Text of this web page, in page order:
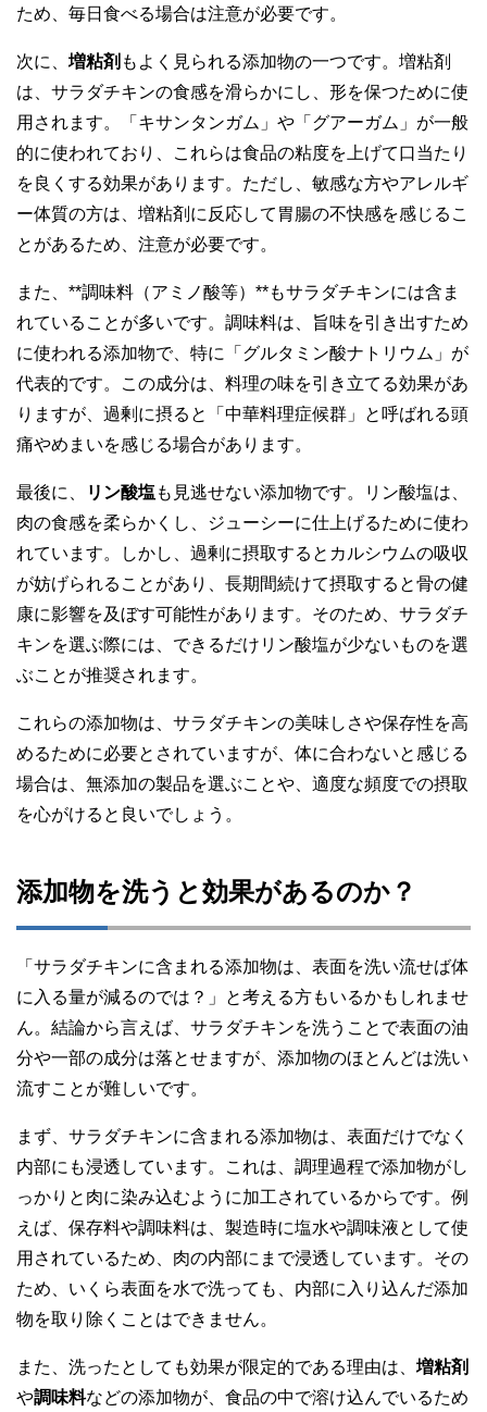
ため、毎日食べる場合は注意が必要です。
次に、 増粘剤 もよく見られる添加物の一つです。増粘剤
は、サラダチキンの食感を滑らかにし、形を保つために使
用されます。「キサンタンガム」や「グアーガム」が一般
的に使われており、これらは食品の粘度を上げて口当たり
を良くする効果があります。ただし、敏感な方やアレルギ
ー体質の方は、増粘剤に反応して胃腸の不快感を感じるこ
とがあるため、注意が必要です。
また、**調味料（アミノ酸等）**もサラダチキンには含ま
れていることが多いです。調味料は、旨味を引き出すため
に使われる添加物で、特に「グルタミン酸ナトリウム」が
代表的です。この成分は、料理の味を引き立てる効果があ
りますが、過剰に摂ると「中華料理症候群」と呼ばれる頭
痛やめまいを感じる場合があります。
最後に、 リン酸塩 も見逃せない添加物です。リン酸塩は、
肉の食感を柔らかくし、ジューシーに仕上げるために使わ
れています。しかし、過剰に摂取するとカルシウムの吸収
が妨げられることがあり、長期間続けて摂取すると骨の健
康に影響を及ぼす可能性があります。そのため、サラダチ
キンを選ぶ際には、できるだけリン酸塩が少ないものを選
ぶことが推奨されます。
これらの添加物は、サラダチキンの美味しさや保存性を高
めるために必要とされていますが、体に合わないと感じる
場合は、無添加の製品を選ぶことや、適度な頻度での摂取
を心がけると良いでしょう。
添加物を洗うと効果があるのか？
「サラダチキンに含まれる添加物は、表面を洗い流せば体
に入る量が減るのでは？」と考える方もいるかもしれませ
ん。結論から言えば、サラダチキンを洗うことで表面の油
分や一部の成分は落とせますが、添加物のほとんどは洗い
流すことが難しいです。
まず、サラダチキンに含まれる添加物は、表面だけでなく
内部にも浸透しています。これは、調理過程で添加物がし
っかりと肉に染み込むように加工されているからです。例
えば、保存料や調味料は、製造時に塩水や調味液として使
用されているため、肉の内部にまで浸透しています。その
ため、いくら表面を水で洗っても、内部に入り込んだ添加
物を取り除くことはできません。
また、洗ったとしても効果が限定的である理由は、 増粘剤
や調味料などの添加物が、食品の中で溶け込んでいるため